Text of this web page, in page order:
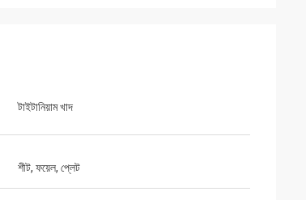
টাইটানিয়াম খাদ
শীট, ফয়েল, প্লেট